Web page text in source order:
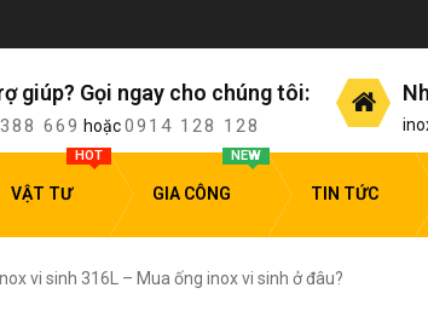
giúp? Gọi ngay cho chúng tôi:
669 hoặc0914 128 128
VẬT TƯ
HOT
GIA CÔNG
NEW
TIN TỨC
vi sinh 316L – Mua ống inox vi sinh ở đâu?